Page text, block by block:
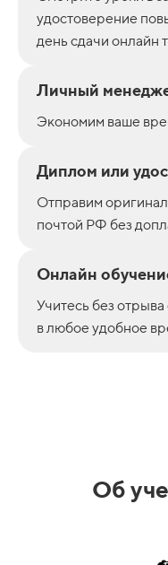
удостоверение
день сдачи онлайн
Личный
Экономим ваше
Диплом или
Отправим
почтой РФ без
Онлайн
Учитесь без
в любое удобное
Об